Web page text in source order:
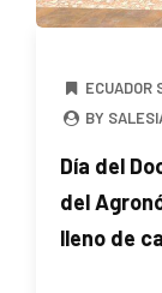
ECUADOR
BY
Día del
del
lleno de